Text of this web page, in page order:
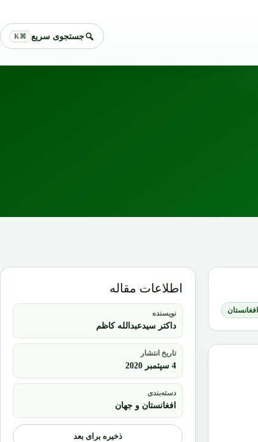
⌘K
اطلاعات مقاله
نویسنده
داکتر سیدعبدالله کاظم
تاریخ انتشار
4 سپتمبر 2020
دسته‌بندی
افغانستان و جهان